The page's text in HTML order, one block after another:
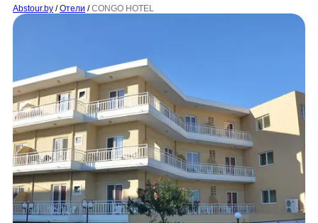
Abstour.by / Отели / CONGO HOTEL